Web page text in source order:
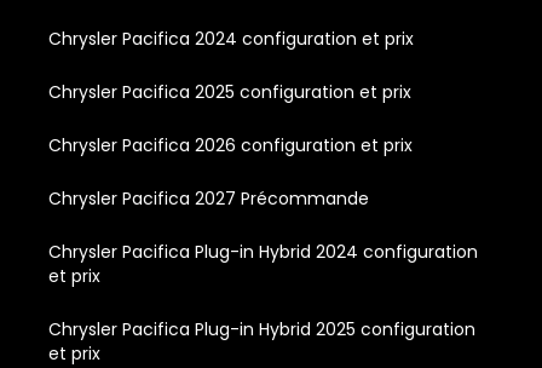
Chrysler Pacifica 2024 configuration et prix
Chrysler Pacifica 2025 configuration et prix
Chrysler Pacifica 2026 configuration et prix
Chrysler Pacifica 2027 Précommande
Chrysler Pacifica Plug-in Hybrid 2024 configuration
et prix
Chrysler Pacifica Plug-in Hybrid 2025 configuration
et prix